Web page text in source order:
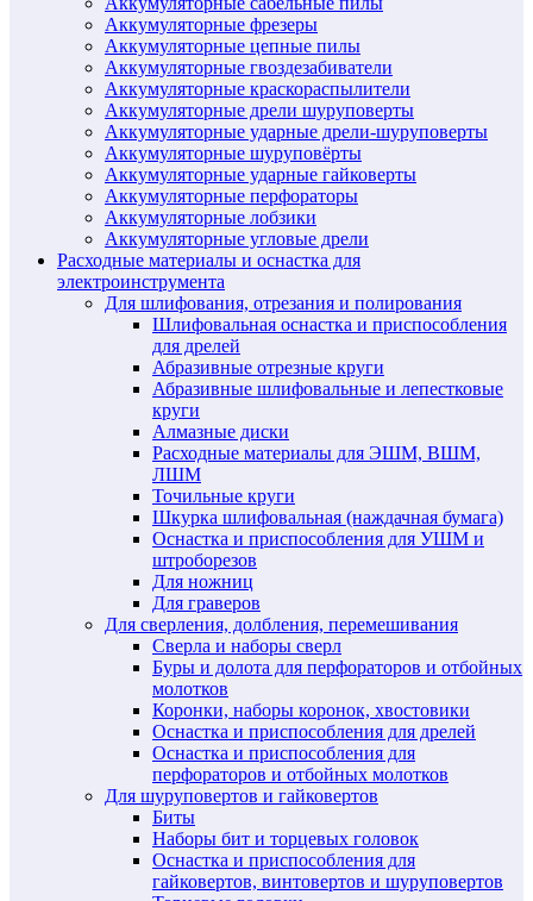
Аккумуляторные фрезеры
Аккумуляторные цепные пилы
Аккумуляторные гвоздезабиватели
Аккумуляторные краскораспылители
Аккумуляторные дрели шуруповерты
Аккумуляторные ударные дрели-шуруповерты
Аккумуляторные шуруповёрты
Аккумуляторные ударные гайковерты
Аккумуляторные перфораторы
Аккумуляторные лобзики
Аккумуляторные угловые дрели
Расходные материалы и оснастка для
электроинструмента
Для шлифования, отрезания и полирования
Шлифовальная оснастка и приспособления
для дрелей
Абразивные отрезные круги
Абразивные шлифовальные и лепестковые
круги
Алмазные диски
Расходные материалы для ЭШМ, ВШМ,
ЛШМ
Точильные круги
Шкурка шлифовальная (наждачная бумага)
Оснастка и приспособления для УШМ и
штроборезов
Для ножниц
Для граверов
Для сверления, долбления, перемешивания
Сверла и наборы сверл
Буры и долота для перфораторов и отбойных
молотков
Коронки, наборы коронок, хвостовики
Оснастка и приспособления для дрелей
Оснастка и приспособления для
перфораторов и отбойных молотков
Для шуруповертов и гайковертов
Биты
Наборы бит и торцевых головок
Оснастка и приспособления для
гайковертов, винтовертов и шуруповертов